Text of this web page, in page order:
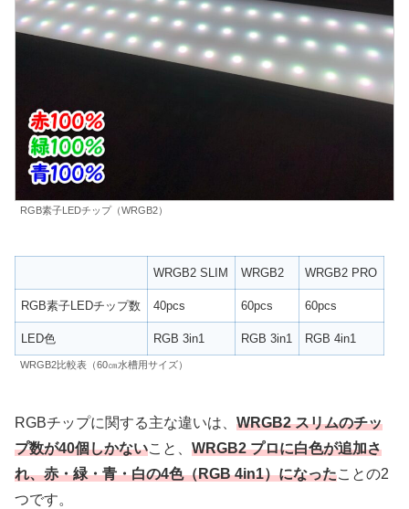
RGB素子LEDチップ（WRGB2）
WRGB2 SLIM WRGB2 WRGB2 PRO
RGB素子LEDチップ数 40pcs 60pcs 60pcs
LED色 RGB 3in1 RGB 3in1 RGB 4in1
WRGB2比較表（60㎝水槽用サイズ）
RGBチップに関する主な違いは、 WRGB2スリムのチッ
プ数が40個しかないこと、 WRGB2 プロに白色が追加さ
れ、赤・緑・青・白の4色（RGB 4in1）になったことの2
つです。